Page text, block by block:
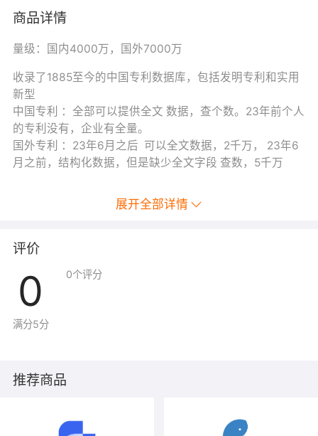
据，但是缺少全文字段 查数，5千万
商品详情
量级：国内4000万，国外7000万
收录了1885至今的中国专利数据库，包括发明专利和实用
新型
中国专利 ：全部可以提供全文 数据，查个数。23年前个人
的专利没有，企业有全量。
国外专利 ：23年6月之后 可以全文数据，2千万， 23年6
月之前，结构化数据，但是缺少全文字段 查数，5千万
展开全部详情
评价
0
满分5分
0个评分
推荐商品